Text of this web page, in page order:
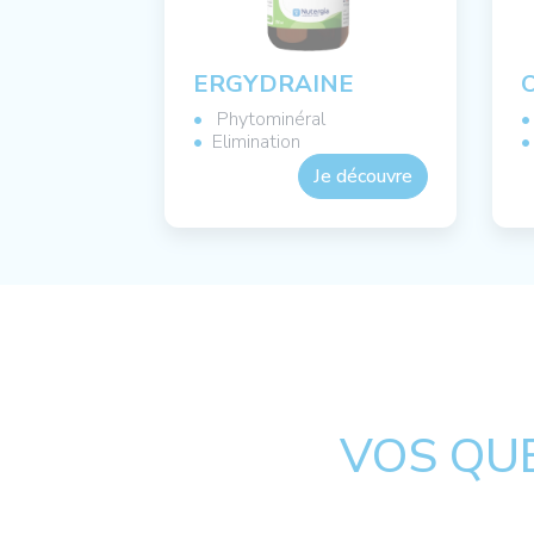
ERGYDRAINE
Phytominéral
Elimination
Je découvre
VOS